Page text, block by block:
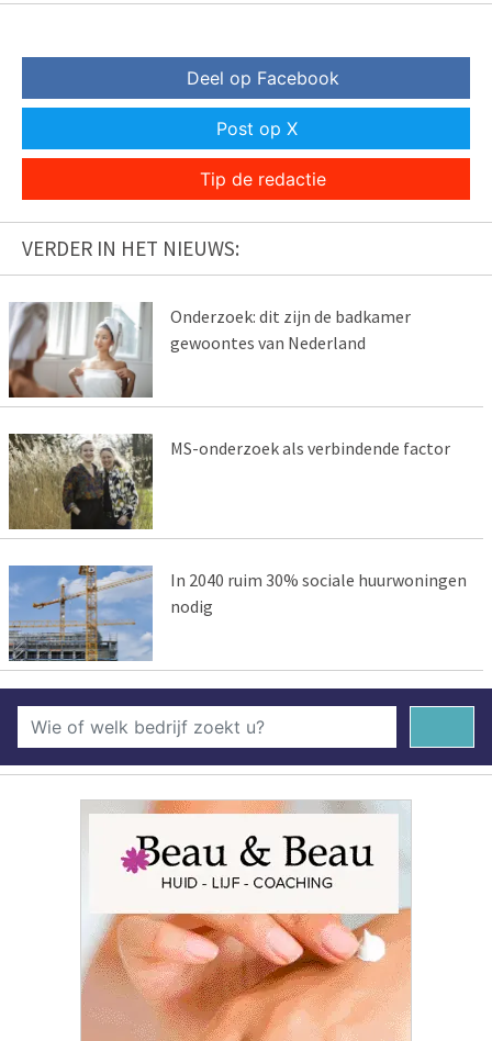
Deel op Facebook
Post op X
Tip de redactie
VERDER IN HET NIEUWS:
Onderzoek: dit zijn de badkamer
gewoontes van Nederland
MS-onderzoek als verbindende factor
In 2040 ruim 30% sociale huurwoningen
nodig